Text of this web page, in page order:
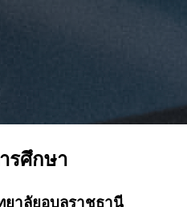
รศึกษา
าลัยอุบลราชธานี